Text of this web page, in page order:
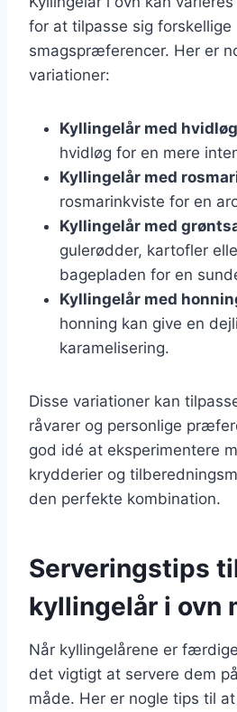
for at tilpasse sig forskellige
smagspræferencer. Her er
variationer:
Kyllingelår med hvidløg
hvidløg for en mere
Kyllingelår med
rosmarinkviste for en
Kyllingelår med
gulerødder, kartofler
bagepladen for en
Kyllingelår med
honning kan give en
karamelisering.
Disse variationer kan
råvarer og personlige
god idé at eksperimentere
krydderier og
den perfekte kombination.
Serveringstips
kyllingelår i ovn
Når kyllingelårene er
det vigtigt at servere dem
måde. Her er nogle tips til